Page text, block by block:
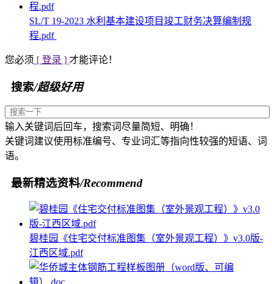
SL/T 19-2023 水利基本建设项目竣工财务决算编制规
程.pdf
您必须 [ 登录 ] 才能评论！
搜索/超级好用
输入关键词后回车，搜索词尽量简短、明确！
关键词建议使用标准编号、专业词汇等指向性较强的短语、词
语。
最新精选资料/Recommend
碧桂园《住宅交付标准图集（室外景观工程）》v3.0版-
江西区域.pdf